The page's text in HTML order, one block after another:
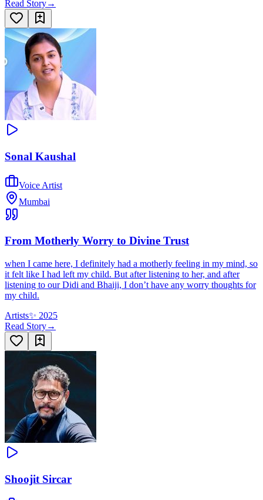
Read Story→
Sonal Kaushal
Voice Artist
Mumbai
From Motherly Worry to Divine Trust
when I came here, I definitely had a motherly feeling in my mind, so
it felt like I had left my child. But after listening to her, and after
listening to our Didi and Bhaiji, I don’t have any worry thoughts for
my child.
Artists✨ 2025
Read Story→
Shoojit Sircar